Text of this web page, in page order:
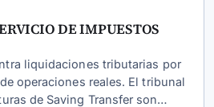
DE IMPUESTOS
liquidaciones tributarias por
operaciones reales. El tribunal
de Saving Transfer son